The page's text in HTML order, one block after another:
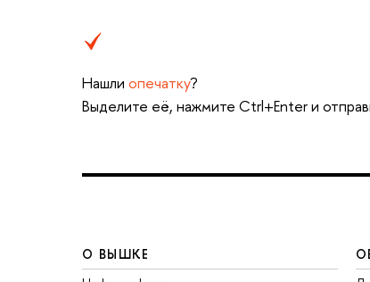
Нашли опечатку?
Выделите её, нажмите Ctrl+Enter и
О ВЫШКЕ